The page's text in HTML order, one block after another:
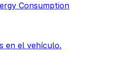
Consumption
en el vehículo.